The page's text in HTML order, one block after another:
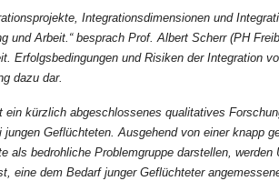
S
t
Integrationsdimensionen und
und Arbeit.“ besprach Prof. Albert Scherr (PH
Erfolgsbedingungen und Risiken der Integration
dazu dar.
ein kürzlich abgeschlossenes qualitatives
jungen Geflüchteten. Ausgehend von einer knapp
als bedrohliche Problemgruppe darstellen,
eine dem Bedarf junger Geflüchteter